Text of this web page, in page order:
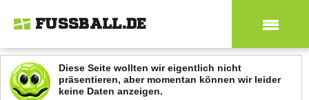
FUSSBALL.DE
Diese Seite wollten wir eigentlich nicht
präsentieren, aber momentan können wir leider
keine Daten anzeigen.